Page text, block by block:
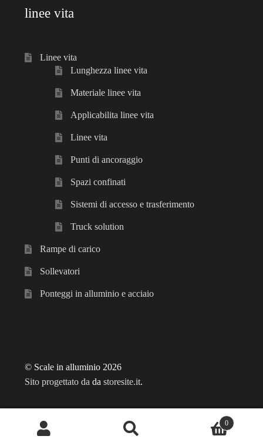
linee vita
Linee vita
Lunghezza linee vita
Materiale linee vita
Applicabilita linee vita
Linee vita
Punti di ancoraggio
Spazi confinati
Sistemi di accesso e trasferimento
Truck solution
Rampe di carico
Sollevatori
Ponteggi in alluminio e acciaio
© Scale in alluminio 2026
Sito progettato dada storesite.it.
0